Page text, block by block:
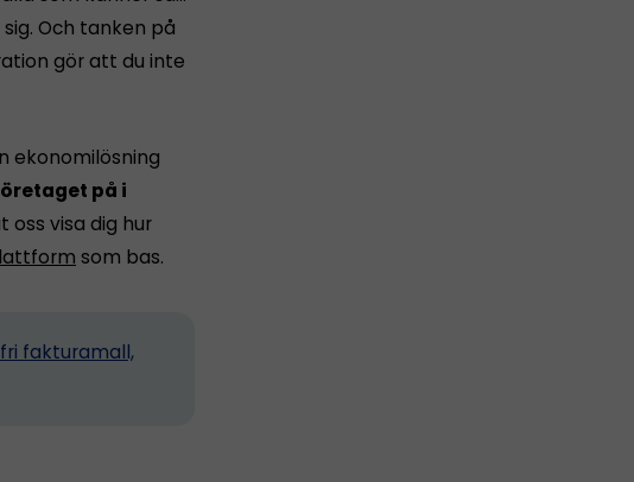
Och tanken på
gör att du inte
ekonomilösning
på i
oss visa dig hur
som bas.
fakturamall,